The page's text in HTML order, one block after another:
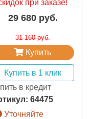
при заказе!
29 680 руб.
31 160 руб.
Купить
Купить в 1 клик
в кредит
64475
Уточняйте